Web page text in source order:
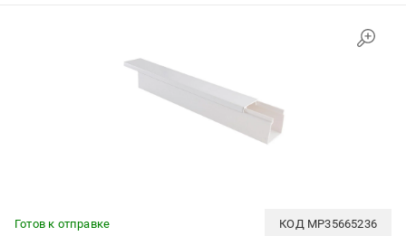
Готов к отправке КОД MP35665236